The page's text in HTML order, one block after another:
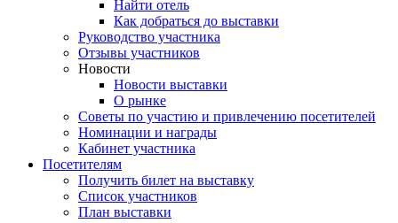
Найти отель
Как добраться до выставки
Руководство участника
Отзывы участников
Новости
Новости выставки
О рынке
Советы по участию и привлечению посетителей
Номинации и награды
Кабинет участника
Посетителям
Получить билет на выставку
Список участников
План выставки